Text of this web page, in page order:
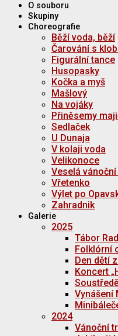
O souboru
Skupiny
Choreografie
Běží voda, běží
Čarování s
Figurální tance
Husopasky
Kočka a myš
Mašlový
Na vojáky
Přiněsemy
Sedlaček
U Dunaja
V kolaji voda
Velikonoce
Veselá
Vřetenko
Výlet po
Zahradnik
Galerie
2025
Tábor
Folklórní
Den dětí
Koncert
Vynášení
2024
Vánoční